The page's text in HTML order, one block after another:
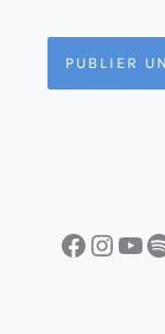
Facebook InstagramYouTube Spotify